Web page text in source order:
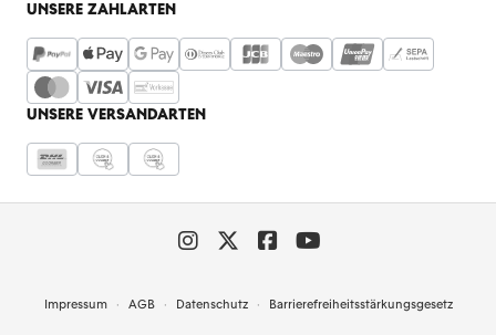
UNSERE ZAHLARTEN
UNSERE VERSANDARTEN
Impressum AGB Datenschutz Barrierefreiheitsstärkungsgesetz